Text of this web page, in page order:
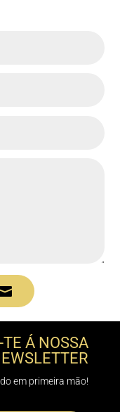
Á NOSSA
em primeira mão!